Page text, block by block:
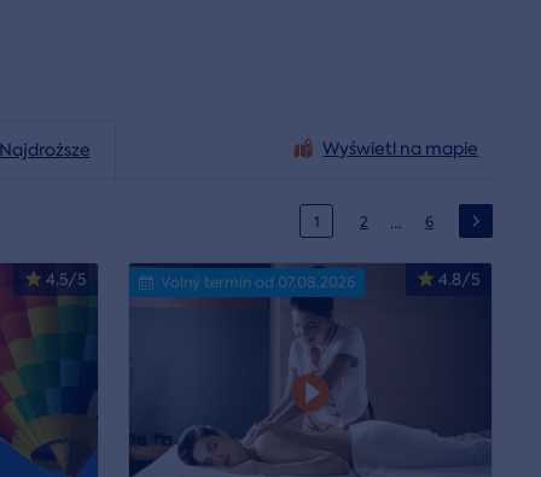
Wyświetl na mapie
Najdroższe
1 2 … 6
4.5/5 4.8/5
Volný termín od 07.08.2026